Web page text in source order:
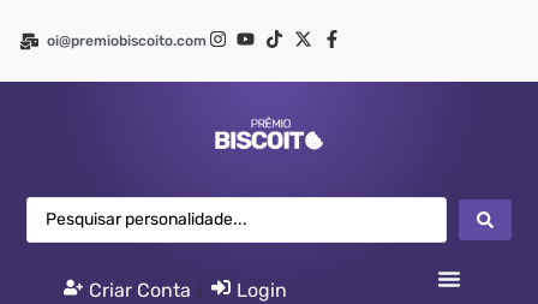
oi@premiobiscoito.com
Criar Conta Login